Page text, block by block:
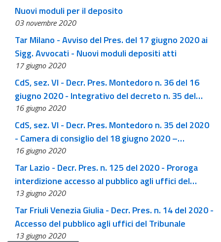
Nuovi moduli per il deposito
03 novembre 2020
Tar Milano - Avviso del Pres. del 17 giugno 2020 ai
Sigg. Avvocati - Nuovi moduli depositi atti
17 giugno 2020
CdS, sez. VI - Decr. Pres. Montedoro n. 36 del 16
giugno 2020 - Integrativo del decreto n. 35 del
2020
16 giugno 2020
CdS, sez. VI - Decr. Pres. Montedoro n. 35 del 2020
- Camera di consiglio del 18 giugno 2020 –
discussione da remoto
16 giugno 2020
Tar Lazio - Decr. Pres. n. 125 del 2020 - Proroga
interdizione accesso al pubblico agli uffici del
tribunale
13 giugno 2020
Tar Friuli Venezia Giulia - Decr. Pres. n. 14 del 2020 -
Accesso del pubblico agli uffici del Tribunale
13 giugno 2020